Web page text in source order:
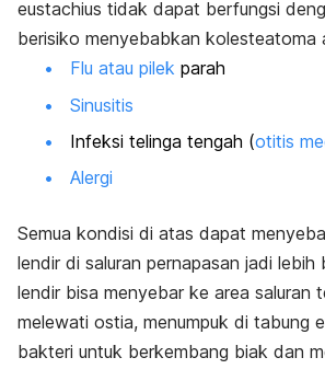
eustachius tidak dapat berfungsi
berisiko menyebabkan kolesteatoma
Flu atau pilek parah
Sinusitis
Infeksi telinga tengah (otitis
Alergi
Semua kondisi di atas dapat
lendir di saluran pernapasan jadi lebih
lendir bisa menyebar ke area saluran
melewati ostia, menumpuk di tabung
bakteri untuk berkembang biak dan